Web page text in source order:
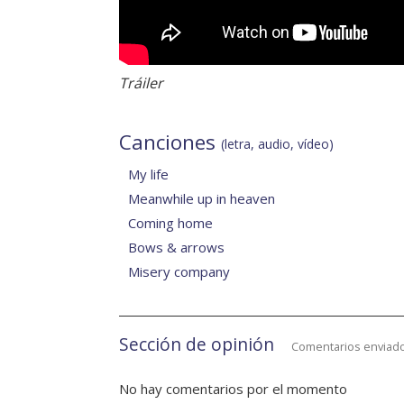
Tráiler
Canciones (letra, audio, vídeo)
My life
Meanwhile up in heaven
Coming home
Bows & arrows
Misery company
Sección de opinión Comentarios
No hay comentarios por el momento